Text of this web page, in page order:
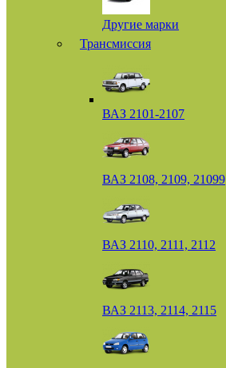
Другие марки
Трансмиссия
ВАЗ 2101-2107
ВАЗ 2108, 2109, 21099
ВАЗ 2110, 2111, 2112
ВАЗ 2113, 2114, 2115